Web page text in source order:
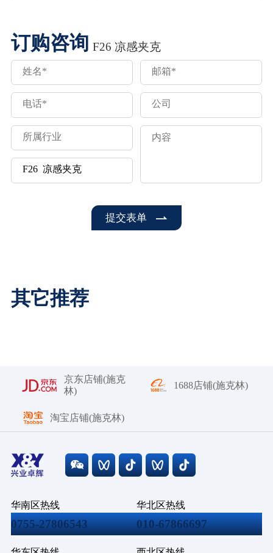
订购咨询 F26 凉感夹克
提交表单
其它推荐
京东店铺(施克
林)
1688店铺(施克林)
淘宝店铺(施克林)
华南区热线
0755-27806543
华北区热线
010-67866697